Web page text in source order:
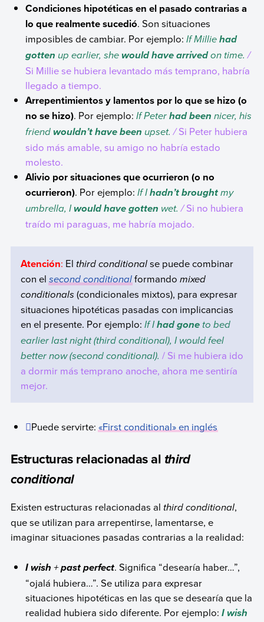
Condiciones hipotéticas en el pasado contrarias a
lo que realmente sucedió. Son situaciones
imposibles de cambiar. Por ejemplo:If Milliehad
gotten up earlier, she would have arrivedon time. /
Si Millie se hubiera levantado más temprano, habría
llegado a tiempo.
Arrepentimientos y lamentos por lo que se hizo (o
no se hizo). Por ejemplo:If Peterhad been nicer, his
friend wouldn’t have been upset. /Si Peter hubiera
sido más amable, su amigo no habría estado
molesto.
Alivio por situaciones que ocurrieron (o no
ocurrieron). Por ejemplo:If Ihadn’t brought my
umbrella, I would have gotten wet. /Si no hubiera
traído mi paraguas, me habría mojado.
Atención: El third conditionalse puede combinar
con el second conditionalformando mixed
conditionals (condicionales mixtos), para expresar
situaciones hipotéticas pasadas con implicancias
en el presente. Por ejemplo: If Ihad goneto bed
earlier last night (third conditional), I would feel
better now (second conditional). / Si me hubiera ido
a dormir más temprano anoche, ahora me sentiría
mejor.
Puede servirte:«First conditional» en inglés
Estructuras relacionadas al third
conditional
Existen estructuras relacionadas al third conditional,
que se utilizan para arrepentirse, lamentarse, e
imaginar situaciones pasadas contrarias a la realidad:
I wish+past perfect. Significa “desearía haber…”,
“ojalá hubiera…”. Se utiliza para expresar
situaciones hipotéticas en las que se desearía que la
realidad hubiera sido diferente. Por ejemplo:I wish